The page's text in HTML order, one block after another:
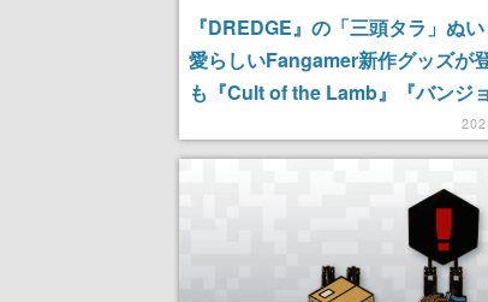
『DREDGE』の「三頭タラ」ぬ
愛らしいFangamer新作グッズが
も『Cult of the Lamb』『バンジ
イの大冒険』『Pizza Tower』の